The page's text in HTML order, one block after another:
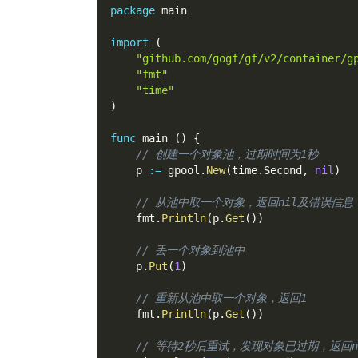
package main
import
(
"github.com/gogf/gf/v2/container/
"fmt"
"time"
)
func main ( )
{
// 创建一个对象池，过期时间为1秒
    p
:= gpool . New(time. Second , nil )
// 从池中取一个对象，返回nil及错误信息
    fmt
. Println(p.Get ( ) )
// 丢一个对象到池中
    p
. Put (1 )
// 重新从池中取一个对象，返回1
    fmt
. Println(p.Get ( ) )
// 等待2秒后重试，发现对象已过期，返